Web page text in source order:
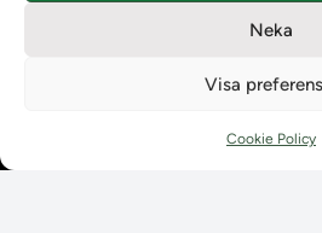
Neka
Visa
Cookie Policy
Kontaktuppgifter för studenters